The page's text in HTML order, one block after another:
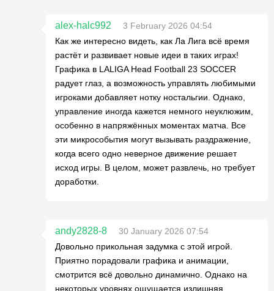
alex-halc992
3 February 2026 04:54
Как же интересно видеть, как Ла Лига всё время
растёт и развивает новые идеи в таких играх!
Графика в LALIGA Head Football 23 SOCCER
радует глаз, а возможность управлять любимыми
игроками добавляет нотку ностальгии. Однако,
управление иногда кажется немного неуклюжим,
особенно в напряжённых моментах матча. Все
эти микрособытия могут вызывать раздражение,
когда всего одно неверное движение решает
исход игры. В целом, может развлечь, но требует
доработки.
andy2828-8
30 January 2026 07:54
Довольно прикольная задумка с этой игрой.
Приятно порадовали графика и анимации,
смотрится всё довольно динамично. Однако на
некоторых уровнях ощущается излишняя